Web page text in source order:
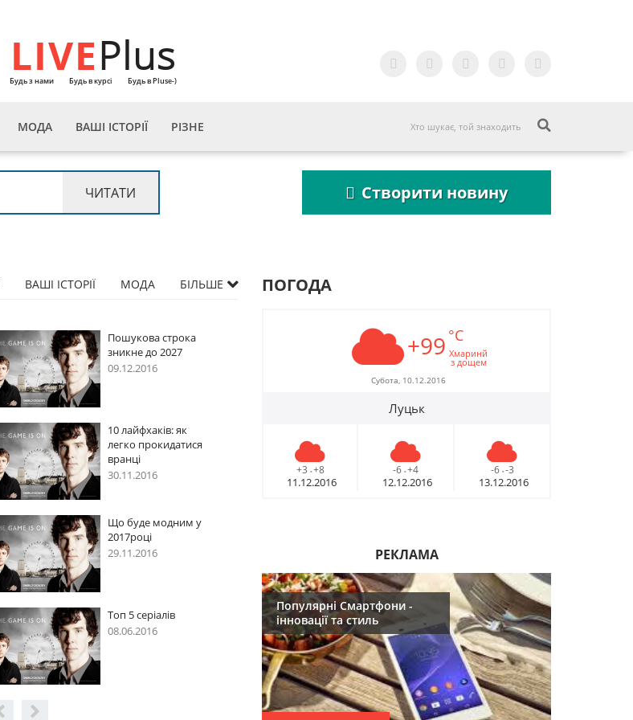
LIVEPlus
Будь з нами Будь в курсі Будь в Pluse-)
МОДА ВАШІ ІСТОРІЇ РІЗНЕ
Створити новину
ВАШІ ІСТОРІЇ МОДА БІЛЬШЕ
Пошукова строка
зникне до 2027
09.12.2016
10 лайфхаків: як
легко прокидатися
вранці
30.11.2016
Що буде модним у
2017році
29.11.2016
Топ 5 серіалів
08.06.2016
Пошукова строка
зникне до 2027
09.12.2016
легко прокидатися
29.11.2016
Топ 5 серіалів
08.06.2016
ПОГОДА
+99 °C
Хмаринй
з дощем
Субота, 10.12.2016
Луцьк
+3 - +8
11.12.2016
-6 - +4
12.12.2016
-6 - -3
13.12.2016
РЕКЛАМА
Популярні Смартфони -
інновації та стиль